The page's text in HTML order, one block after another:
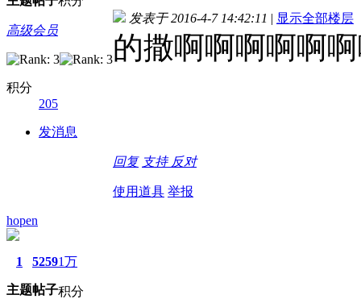
高级会员
积分
205
发消息
发表于 2016-4-7 14:42:11 | 显示全部楼层
的撒啊啊啊啊啊
回复 支持 反对
使用道具 举报
hopen
1
主题
5259
帖子
1万
积分